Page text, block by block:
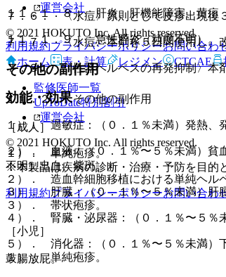
１１．１．８． 肝炎、肝機能障害、黄疸
１１．１．９． 急性膵炎（頻度不明）。
その他の副作用
１１．２． その他の副作用
１）． 過敏症：（０．１％未満）発熱、
２）． 血液：（０．１％〜５％未満）貧
不明）出血、紫斑。
３）． 肝臓：（０．１％〜５％未満）肝
４）． 腎臓・泌尿器：（０．１％〜５％
５）． 消化器：（０．１％〜５％未満）
鼓腸放屁。
７．６． 〈水痘〉原則として皮疹出現後
７．７． 〈水痘〉本剤を５日間使用し、
７．８． 〈性器ヘルペスの再発抑制〉本
効能・効果
［成人］
１）． 単純疱疹。
２）． 造血幹細胞移植における単純ヘル
３）． 帯状疱疹。
［小児］
１）． 単純疱疹。
運営会社
© 2021 HOKUTO Inc. All rights reserved.
利用規約プライバシーポリシーお問い合わ
ホーム
表・計算 レジメン CTCAE
監修医師一覧
UpToDate特別割引
運営会社
© 2021 HOKUTO Inc. All rights reserved.
※本製品は疾病の診断・治療・予防を目的
利用規約プライバシーポリシーお問い合わ